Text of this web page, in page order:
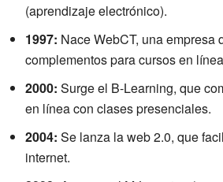
(aprendizaje electrónico).
1997: Nace WebCT, una empresa
complementos para cursos en
2000: Surge el B-Learning, que
en línea con clases presenciales.
2004: Se lanza la web 2.0, que
internet.